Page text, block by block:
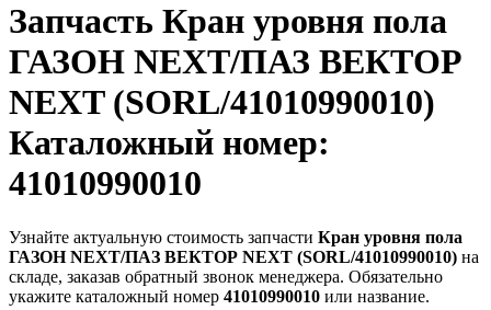
Запчасть Кран уровня пола
ГАЗОН NEXT/ПАЗ ВЕКТОР
NEXT (SORL/41010990010)
Каталожный номер:
41010990010
Узнайте актуальную стоимость запчасти Кран уровня пола
ГАЗОН NEXT/ПАЗ ВЕКТОР NEXT (SORL/41010990010) на
складе, заказав обратный звонок менеджера. Обязательно
укажите каталожный номер 41010990010 или название.